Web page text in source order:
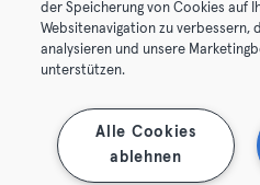
© 2026 Urban Sports Group
AGB Datenschutz
Vertrag hier kündigen
der Speicherung von Cookies auf
Websitenavigation zu verbessern,
analysieren und unsere
unterstützen.
Alle Cookies
ablehnen